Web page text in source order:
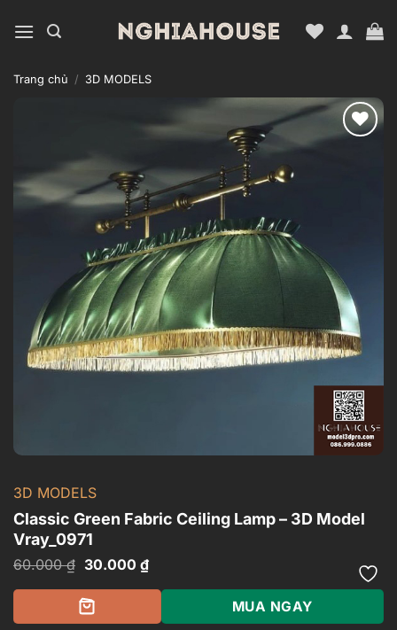
qua
dung
Trang chủ / 3D MODELS
3D MODELS
Classic Green Fabric Ceiling Lamp – 3D Model
Vray_0971
60.000₫ Giá
là:
60.000 ₫.
30.000 ₫Giá
hiện
tại
30.000 ₫.
MUA NGAY